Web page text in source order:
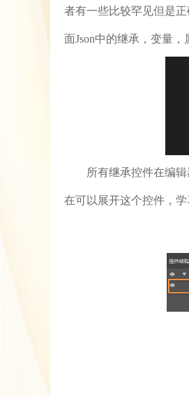
者有一些比较罕见但是
面Json中的继承，变量
所有继承控件在编
在可以展开这个控件，学